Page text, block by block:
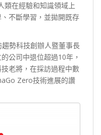
類在經驗和知識領域上
不斷學習，並拋開既存
勢科技創辦人暨董事長
公司中退位超過10年，
老將，在採訪過程中數
Zero技術進展的讚